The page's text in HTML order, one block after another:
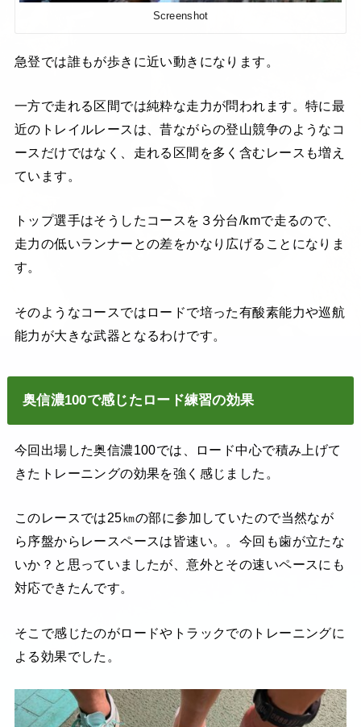
Screenshot
急登では誰もが歩きに近い動きになります。
一方で走れる区間では純粋な走力が問われます。特に最
近のトレイルレースは、昔ながらの登山競争のようなコ
ースだけではなく、走れる区間を多く含むレースも増え
ています。
トップ選手はそうしたコースを３分台/kmで走るので、
走力の低いランナーとの差をかなり広げることになりま
す。
そのようなコースではロードで培った有酸素能力や巡航
能力が大きな武器となるわけです。
奥信濃100で感じたロード練習の効果
今回出場した奥信濃100では、ロード中心で積み上げて
きたトレーニングの効果を強く感じました。
このレースでは25㎞の部に参加していたので当然なが
ら序盤からレースペースは皆速い。。今回も歯が立たな
いか？と思っていましたが、意外とその速いペースにも
対応できたんです。
そこで感じたのがロードやトラックでのトレーニングに
よる効果でした。